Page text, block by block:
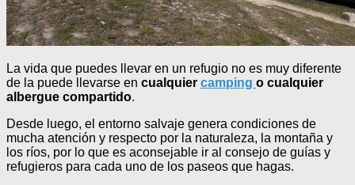
La vida que puedes llevar en un refugio no es muy diferente
de la puede llevarse en cualquier camping o cualquier
albergue compartido.
Desde luego, el entorno salvaje genera condiciones de
mucha atención y respecto por la naturaleza, la montaña y
los ríos, por lo que es aconsejable ir al consejo de guías y
refugieros para cada uno de los paseos que hagas.